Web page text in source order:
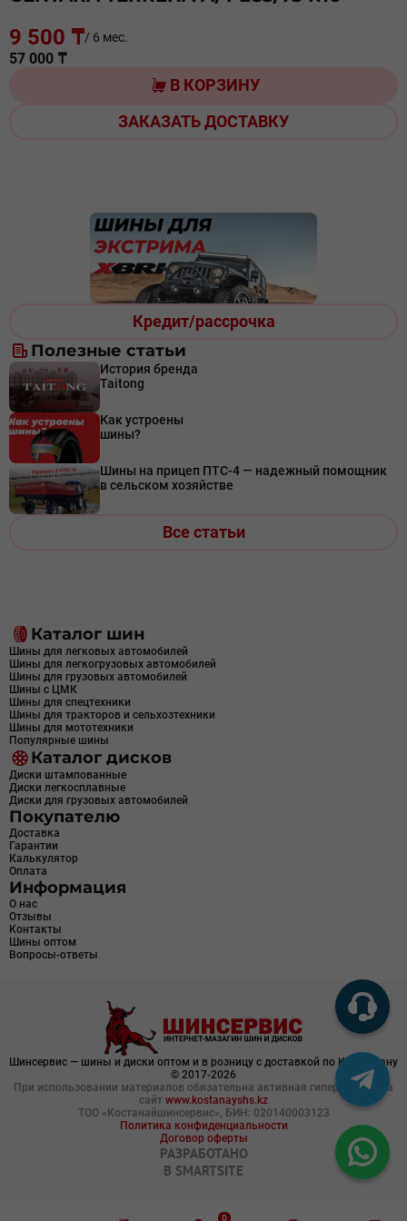
0
Кредит/рассрочка
Полезные статьи
История бренда
Taitong
Как устроены
шины?
Шины на прицеп ПТС-4 — надежный помощник
в сельском хозяйстве
Все статьи
9 500 ₸/ 6 мес.
57 000 ₸
В КОРЗИНУ
ЗАКАЗАТЬ ДОСТАВКУ
Каталог шин
Шины для легковых автомобилей
Шины для легкогрузовых автомобилей
Шины для грузовых автомобилей
Шины с ЦМК
Шины для спецтехники
Шины для тракторов и сельхозтехники
Шины для мототехники
Популярные шины
Каталог дисков
Диски штампованные
Диски легкосплавные
Диски для грузовых автомобилей
Покупателю
Доставка
Гарантии
Калькулятор
Оплата
Информация
О нас
Отзывы
Контакты
Шины оптом
Вопросы-ответы
Шинсервис — шины и диски оптом и в розницу с доставкой по Казахстану
© 2017-2026
При использовании материалов обязательна активная гиперссылка на
сайт www.kostanayshs.kz
ТОО «Костанайшинсервис», БИН: 020140003123
Политика конфиденциальности
Договор оферты
РАЗРАБОТАНО
В SMARTSITE